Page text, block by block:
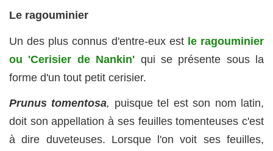
Le ragouminier
Un des plus connus d'entre-eux est le ragouminier
ou 'Cerisier de Nankin' qui se présente sous la
forme d'un tout petit cerisier.
Prunus tomentosa, puisque tel est son nom latin,
doit son appellation à ses feuilles tomenteuses c'est
à dire duveteuses. Lorsque l'on voit ses feuilles,